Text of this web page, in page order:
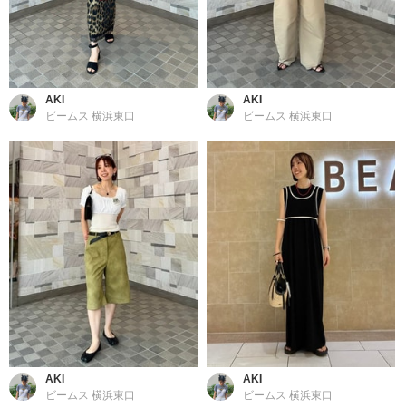
AKI
ビームス 横浜東口
AKI
ビームス 横浜東口
AKI
ビームス 横浜東口
AKI
ビームス 横浜東口